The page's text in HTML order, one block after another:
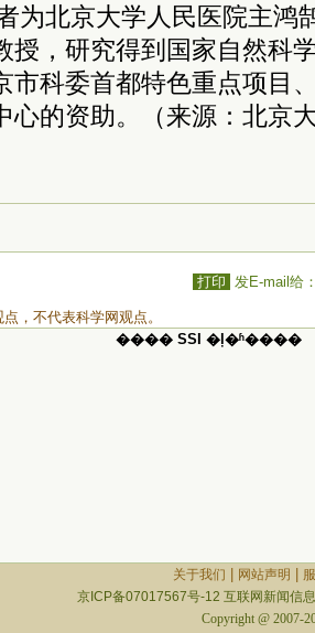
为北京大学人民医院主鸿
授，研究得到国家自然科
市科委首都特色重点项目
心的资助。（来源：北京
打印 发E-mail给
，不代表科学网观点。
���� SSI �ļ�ʱ����
关于我们 网站声明
京ICP备07017567号-12 互联网新闻信
Copyright @ 2007-